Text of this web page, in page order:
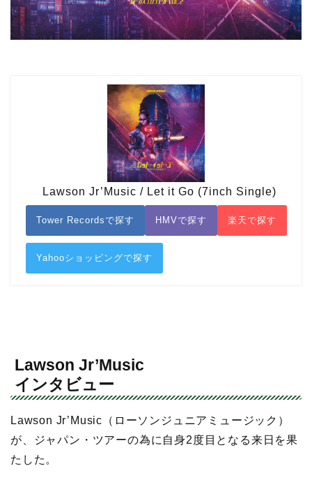
Lawson Jr’Music / Let it Go (7inch Single)
Tower Recordsで探す HMVで探す 楽天で探す
Yahooショッピングで探す
Lawson Jr’Music
インタビュー
Lawson Jr’Music（ローソンジュニアミュージック）
が、ジャパン・ツアーの為に自身2度目となる来日を果
たした。